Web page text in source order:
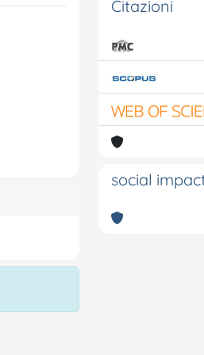
Citazioni
social